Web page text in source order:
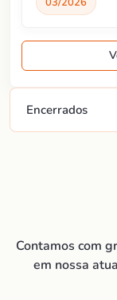
Encerrados
Contamos com
em nossa